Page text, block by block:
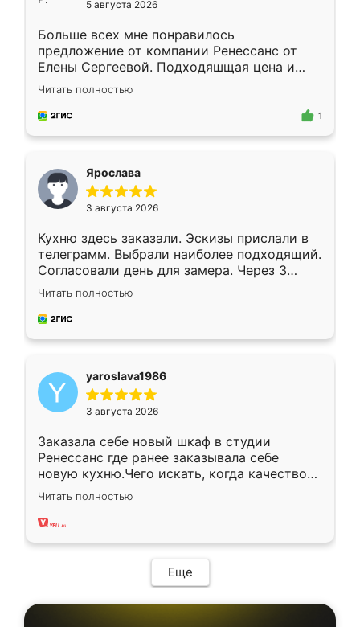
5 августа 2026
Больше всех мне понравилось
предложение от компании Ренессанс от
Елены Сергеевой. Подходяшщая цена и
короткие сроки изготовления. Приехавший
для замера сотрудник Владислав
предложил по моему эскизу самый
Читать полностью
1
Ярослава
3 августа 2026
Кухню здесь заказали. Эскизы прислали в
телеграмм. Выбрали наиболее подходящий.
Согласовали день для замера. Через 3
недели кухня была уже готова. Остались
довольны работой. Спасибо Ренессанс
мебель за качественную работу!
Читать полностью
yaroslava1986
3 августа 2026
Заказала себе новый шкаф в студии
Ренессанс где ранее заказывала себе
новую кухню.Чего искать, когда качеством
вполне довольна. Служит кухня уже почти
два года, нареканий нет.
Читать полностью
Еще